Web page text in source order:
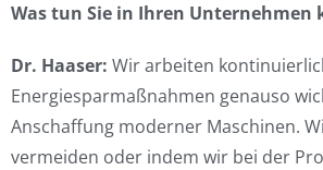
Was tun Sie in Ihren Unternehmen
Dr. Haaser: Wir arbeiten
Energiesparmaßnahmen genauso
Anschaffung moderner Maschinen.
vermeiden oder indem wir bei der